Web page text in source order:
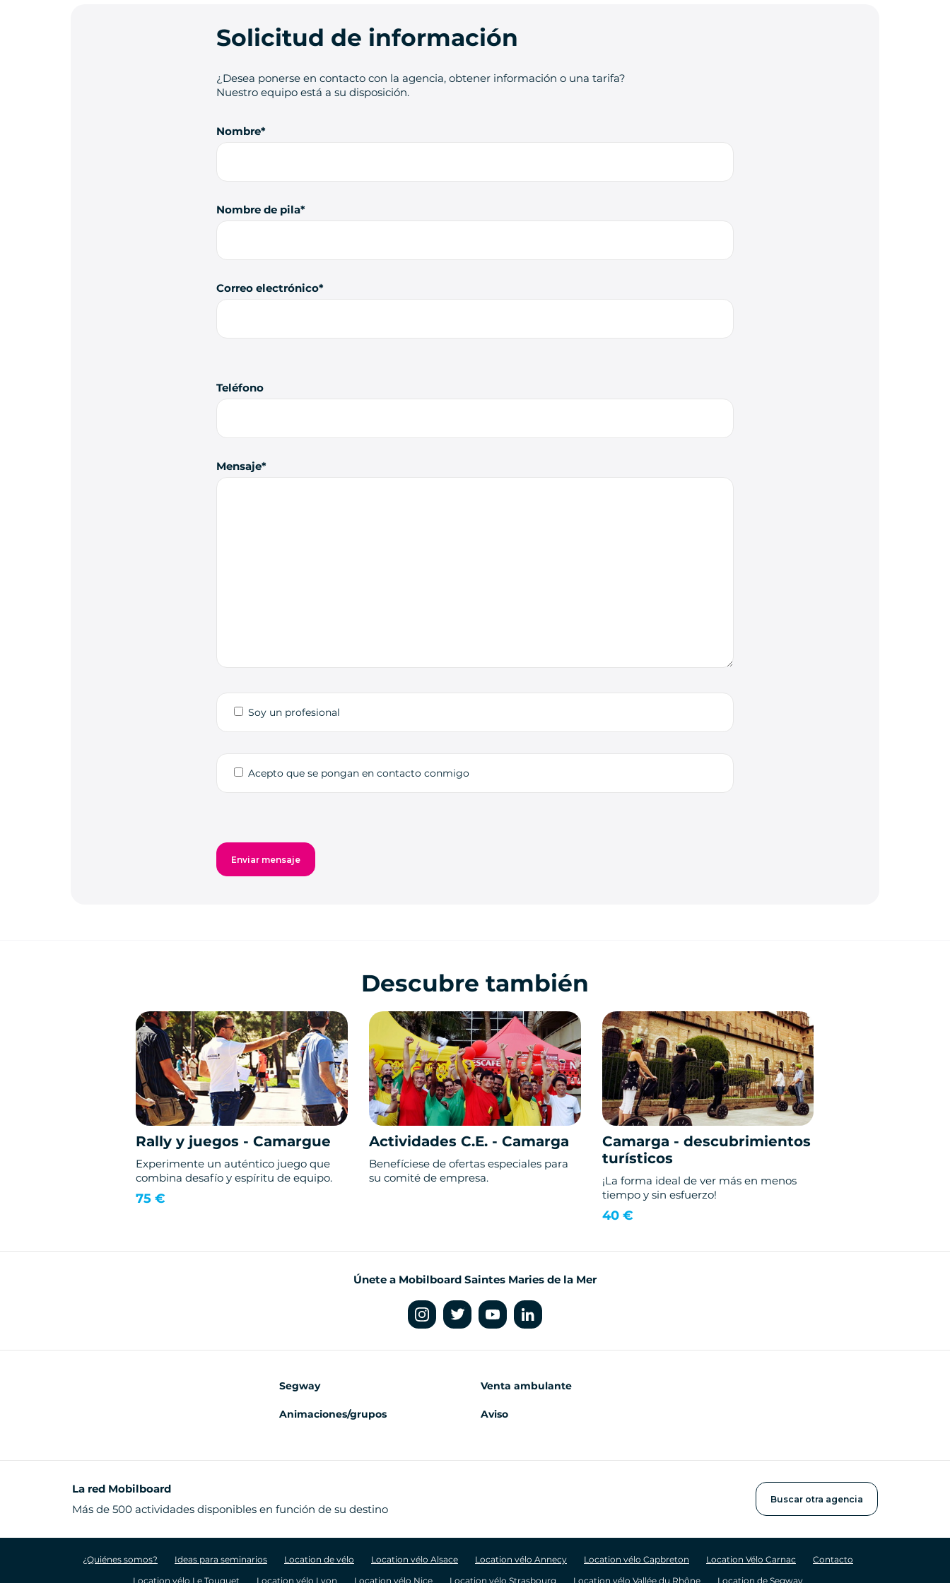
Solicitud de información
¿Desea ponerse en contacto con la agencia, obtener información o una tarifa?
Nuestro equipo está a su disposición.
Nombre
Nombre de pila
Correo electrónico
Teléfono
Mensaje
Soy un profesional
Acepto que se pongan en contacto conmigo
Descubre también
Rally y juegos - Camargue
Experimente un auténtico juego que
combina desafío y espíritu de equipo.
75 €
Actividades C.E. - Camarga
Benefíciese de ofertas especiales para
su comité de empresa.
Camarga - descubrimientos
turísticos
¡La forma ideal de ver más en menos
tiempo y sin esfuerzo!
40 €
Únete a Mobilboard Saintes Maries de la Mer
Segway
Animaciones/grupos
Venta ambulante
Aviso
La red Mobilboard
Más de 500 actividades disponibles en función de su destino
Buscar otra agencia
¿Quiénes somos? Ideas para seminarios Location de vélo Location vélo Alsace Location vélo Annecy Location vélo Capbreton Location Vélo Carnac
Contacto
Location vélo Le Touquet
Location vélo Lyon Location vélo Nice Location vélo Strasbourg Location vélo Vallée du Rhône Location de Segway